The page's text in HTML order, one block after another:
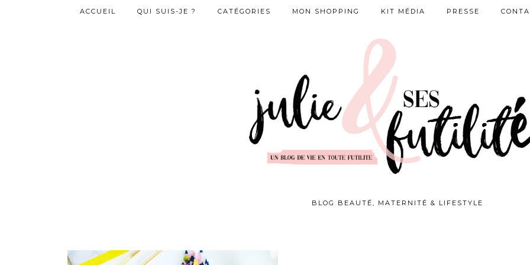
BLOG BEAUTÉ, MATERNITÉ & LIFESTYLE
ACCUEIL QUI SUIS-JE ? CATÉGORIES MON SHOPPING KIT MÉDIA PRESSE